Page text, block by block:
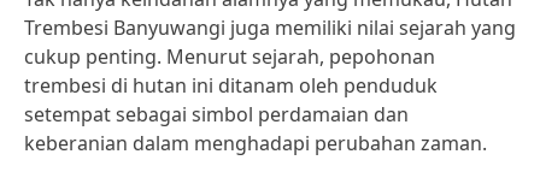
Trembesi Banyuwangi juga memiliki nilai sejarah yang
cukup penting. Menurut sejarah, pepohonan
trembesi di hutan ini ditanam oleh penduduk
setempat sebagai simbol perdamaian dan
keberanian dalam menghadapi perubahan zaman.